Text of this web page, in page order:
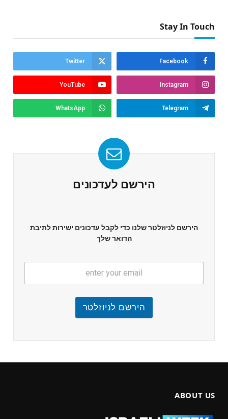
Stay In Touch
Facebook
Twitter
Instagram
YouTube
Telegram
WhatsApp
הירשם לעדכונים
הירשם לניוזלטר שלנו כדי לקבל עדכונים ישירות לתיבת
הדואר שלך
הירשם לניוזלטר
ABOUT US